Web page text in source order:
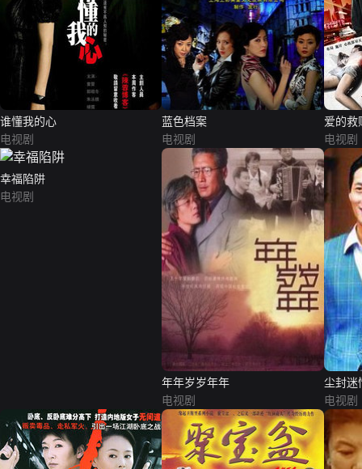
谁懂我的心
电视剧
蓝色档案
电视剧
爱的救
电视剧
幸福陷阱
电视剧
年年岁岁年年
电视剧
尘封迷
电视剧